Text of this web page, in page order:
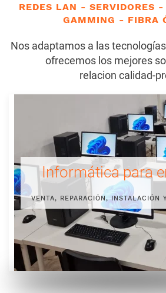
REDES LAN - SERVIDORES -
GAMMING - FIBRA
Nos adaptamos a las
ofrecemos los mejores
relacion calidad-
Informática para
VENTA, REPARACIÓN, INSTALACIÓN